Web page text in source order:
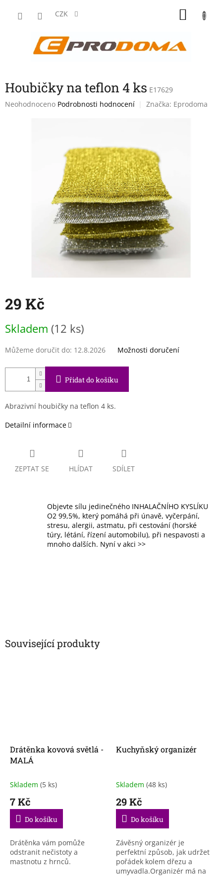
CZK
Houbičky na teflon 4 ks E17629
Průměrné
Neohodnoceno Podrobnosti hodnocení Značka: Eprodoma
29 Kč
cena:
Skladem (12 ks)
Můžeme doručit do: 12.8.2026 Možnosti doručení
Přidat do košíku
Abrazivní houbičky na teflon 4 ks.
Detailní informace
ZEPTAT SE HLÍDAT SDÍLET
Objevte sílu jedinečného INHALAČNÍHO KYSLÍKU
O2 99,5%, který pomáhá při únavě, vyčerpání,
stresu, alergii, astmatu, při cestování (horské
túry, létání, řízení automobilu), při nespavosti a
mnoho dalších. Nyní v akci >>
Související produkty
Drátěnka kovová světlá -
MALÁ
Skladem (5 ks)
7 Kč
Do košíku
Drátěnka vám pomůže
odstranit nečistoty a
mastnotu z hrnců.
Kuchyňský organizér
Skladem (48 ks)
29 Kč
Do košíku
Závěsný organizér je
perfektní způsob, jak udržet
pořádek kolem dřezu a
umyvadla.Organizér má na